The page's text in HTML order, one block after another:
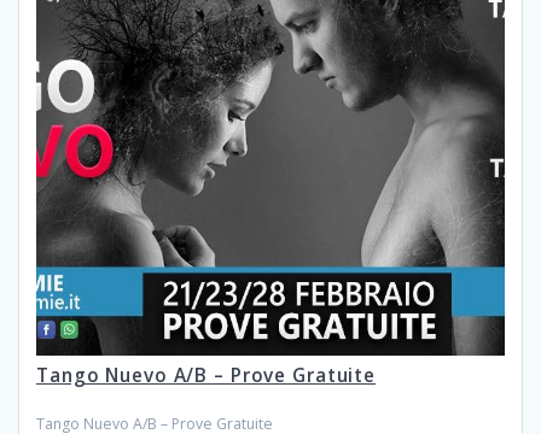
Tango Nuevo A/B – Prove Gratuite
Tango Nuevo A/B – Prove Gratuite